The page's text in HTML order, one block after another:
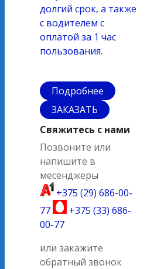
долгий срок, а также
с водителем с
оплатой за 1 час
пользования.
Подробнее
ЗАКАЗАТЬ
Свяжитесь с нами
Позвоните или
напишите в
месенджеры
+375 (29) 686-00-
77
+375 (33) 686-
00-77
или закажите
обратный звонок